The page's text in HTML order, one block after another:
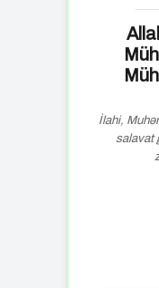
İlahi,
salavat